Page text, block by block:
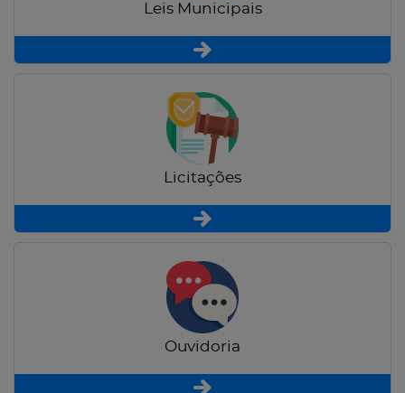
Leis Municipais
Licitações
Ouvidoria